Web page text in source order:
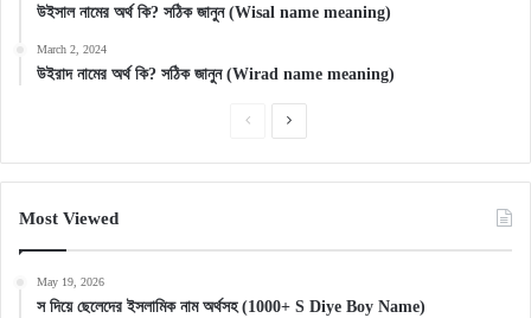
উইসাল নামের অর্থ কি? সঠিক জানুন (Wisal name meaning)
March 2, 2024
উইরাদ নামের অর্থ কি? সঠিক জানুন (Wirad name meaning)
PreviousNext
Most Viewed
May 19, 2026
স দিয়ে ছেলেদের ইসলামিক নাম অর্থসহ (1000+ S Diye Boy Name)